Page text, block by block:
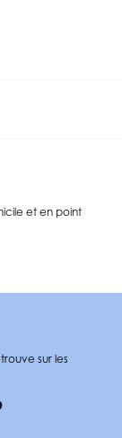
et en point
sur les